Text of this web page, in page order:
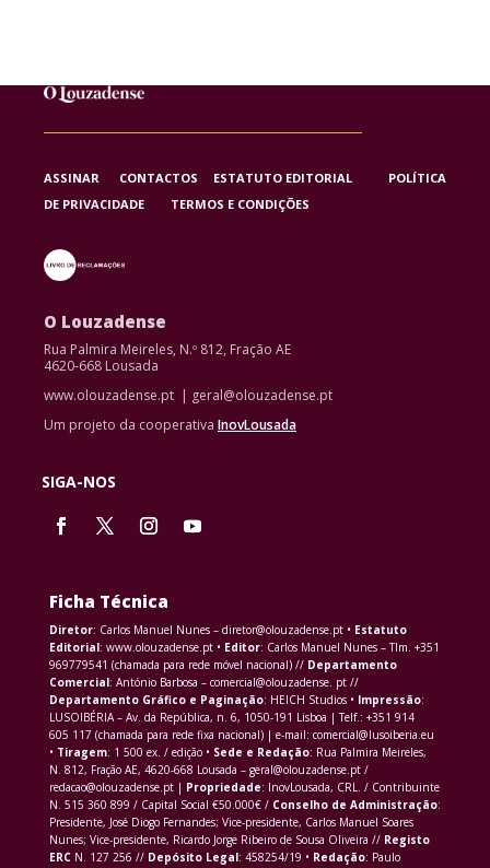
ASSINAR CONTACTOS ESTATUTO EDITORIAL POLÍTICA
DE PRIVACIDADE TERMOS E CONDIÇÕES
O Louzadense
Rua Palmira Meireles, N.º 812, Fração AE
4620-668 Lousada
www.olouzadense.pt | geral@olouzadense.pt
Um projeto da cooperativa InovLousada
SIGA-NOS
Ficha Técnica
Diretor: Carlos Manuel Nunes – diretor@olouzadense.pt • Estatuto
Editorial: www.olouzadense.pt • Editor: Carlos Manuel Nunes – Tlm. +351
969779541 (chamada para rede móvel nacional) // Departamento
Comercial: António Barbosa – comercial@olouzadense. pt //
Departamento Gráfico e Paginação: HEICH Studios • Impressão:
LUSOIBÉRIA – Av. da República, n. 6, 1050-191 Lisboa | Telf.: +351 914
605 117 (chamada para rede fixa nacional) | e-mail: comercial@lusoiberia.eu
• Tiragem: 1 500 ex. / edição • Sede e Redação: Rua Palmira Meireles,
N. 812, Fração AE, 4620-668 Lousada – geral@olouzadense.pt /
redacao@olouzadense.pt | Propriedade: InovLousada, CRL. / Contribuinte
N. 515 360 899 / Capital Social €50.000€ / Conselho de Administração:
Presidente, José Diogo Fernandes; Vice-presidente, Carlos Manuel Soares
Nunes; Vice-presidente, Ricardo Jorge Ribeiro de Sousa Oliveira // Registo
ERCN. 127 256 // Depósito Legal: 458254/19 • Redação: Paulo